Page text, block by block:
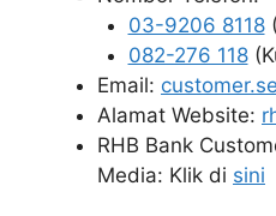
03-9206 8118
082-276 118
Email:
Alamat Website:
RHB Bank
Media: Klik di sini